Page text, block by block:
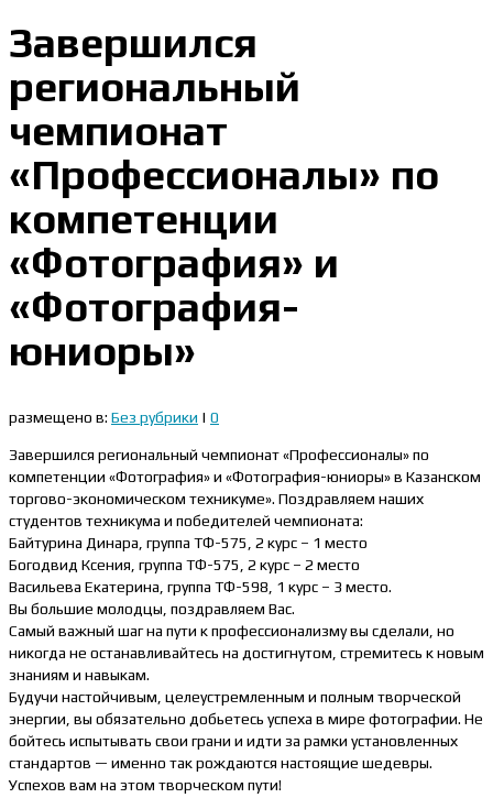
Завершился
региональный
чемпионат
«Профессионалы» по
компетенции
«Фотография» и
«Фотография-
юниоры»
размещено в: Без рубрики | 0
Завершился региональный чемпионат «Профессионалы» по
компетенции «Фотография» и «Фотография-юниоры» в Казанском
торгово-экономическом техникуме». Поздравляем наших
студентов техникума и победителей чемпионата:
Байтурина Динара, группа ТФ-575, 2 курс – 1 место
Богодвид Ксения, группа ТФ-575, 2 курс – 2 место
Васильева Екатерина, группа ТФ-598, 1 курс – 3 место.
Вы большие молодцы, поздравляем Вас.
Самый важный шаг на пути к профессионализму вы сделали, но
никогда не останавливайтесь на достигнутом, стремитесь к новым
знаниям и навыкам.
Будучи настойчивым, целеустремленным и полным творческой
энергии, вы обязательно добьетесь успеха в мире фотографии. Не
бойтесь испытывать свои грани и идти за рамки установленных
стандартов — именно так рождаются настоящие шедевры.
Успехов вам на этом творческом пути!